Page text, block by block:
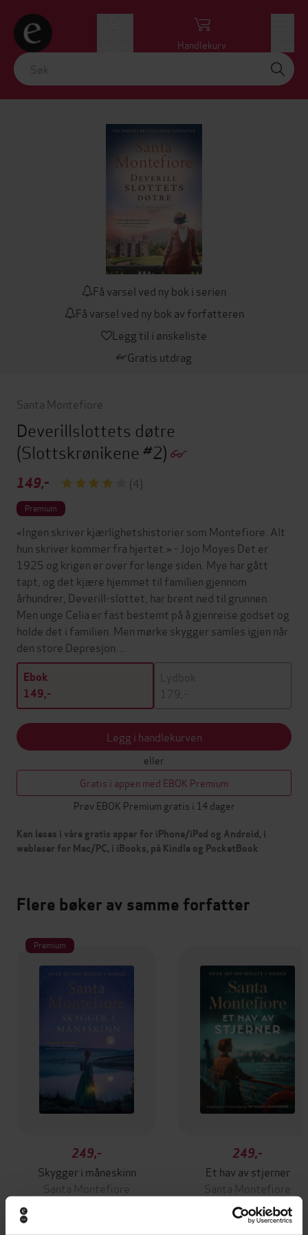
Handlekurv
Få varsel ved ny bok i serien
Få varsel ved ny bok av forfatteren
Legg til i ønskeliste
Gratis utdrag
Santa Montefiore
Deverillslottets døtre
(Slottskrønikene #2)
149,- (4)
Premium
«Ingen skriver kjærlighetshistorier som Montefiore. Alt
hun skriver kommer fra hjertet.» - Jojo Moyes Det er
1925 og krigen er over for lenge siden. Mye har gått
tapt, og det kjære hjemmet til familien gjennom
århundrer, Deverill-slottet, har brent ned til grunnen.
Men unge Celia er fast bestemt på å gjenreise godset og
holde det i familien. Men mørke skygger samles igjen når
den store Depresjon…
Ebok
149,-
Lydbok
179,-
Legg i handlekurven
eller
Gratis i appen med EBOK Premium
Prøv EBOK Premium gratis i 14 dager
Kan leses i våre gratis apper for iPhone/iPad og Android, i
webleser for Mac/PC, i iBooks, på Kindle og PocketBook
Flere bøker av samme forfatter
Premium
249,-
Skygger i måneskinn
Santa Montefiore
249,-
Et hav av stjerner
Santa Montefiore
EBOK